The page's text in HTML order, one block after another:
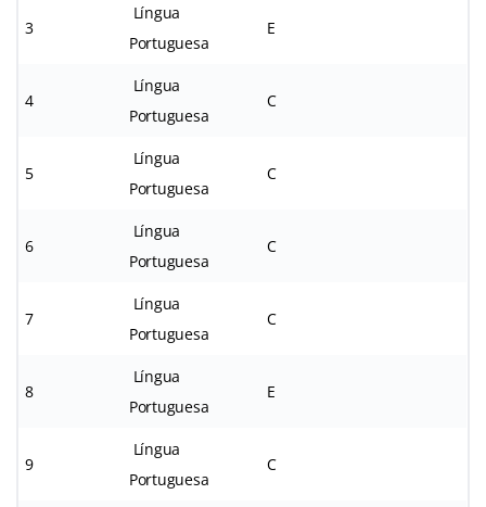
3
Língua
Portuguesa
E
4
Língua
Portuguesa
C
5
Língua
Portuguesa
C
6
Língua
Portuguesa
C
7
Língua
Portuguesa
C
8
Língua
Portuguesa
E
9
Língua
Portuguesa
C